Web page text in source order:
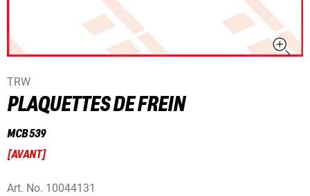
TRW
PLAQUETTES DE FREIN
MCB 539
[AVANT]
Art. No. 10044131